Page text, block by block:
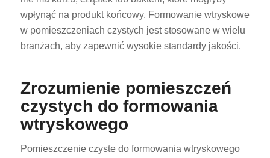
wpłynąć na produkt końcowy. Formowanie wtryskowe
w pomieszczeniach czystych jest stosowane w wielu
branżach, aby zapewnić wysokie standardy jakości.
Zrozumienie pomieszczeń
czystych do formowania
wtryskowego
Pomieszczenie czyste do formowania wtryskowego